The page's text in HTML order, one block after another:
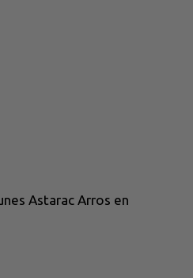
Astarac Arros en